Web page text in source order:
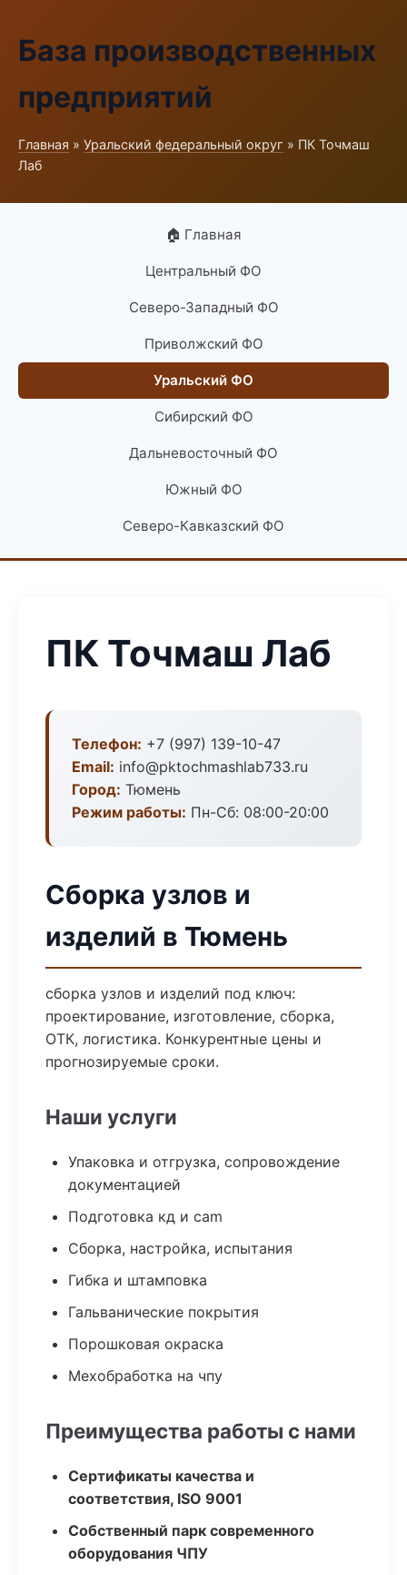
База производственных
предприятий
Главная » Уральский федеральный округ » ПК Точмаш
Лаб
🏠 Главная
Центральный ФО
Северо-Западный ФО
Приволжский ФО
Уральский ФО
Сибирский ФО
Дальневосточный ФО
Южный ФО
Северо-Кавказский ФО
ПК Точмаш Лаб
Телефон: +7 (997) 139-10-47
Email: info@pktochmashlab733.ru
Город: Тюмень
Режим работы: Пн-Сб: 08:00-20:00
Сборка узлов и
изделий в Тюмень
сборка узлов и изделий под ключ:
проектирование, изготовление, сборка,
ОТК, логистика. Конкурентные цены и
прогнозируемые сроки.
Наши услуги
Упаковка и отгрузка, сопровождение
документацией
Подготовка кд и cam
Сборка, настройка, испытания
Гибка и штамповка
Гальванические покрытия
Порошковая окраска
Мехобработка на чпу
Преимущества работы с нами
Сертификаты качества и
соответствия, ISO 9001
Собственный парк современного
оборудования ЧПУ